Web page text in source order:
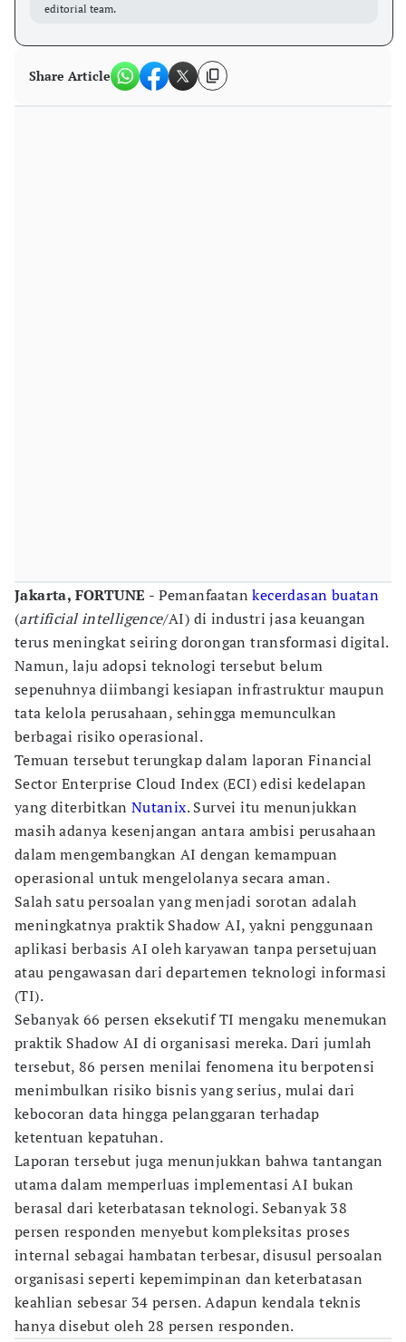
editorial team.
Share Article
Jakarta, FORTUNE - Pemanfaatankecerdasan buatan
(artificial intelligence/AI) di industri jasa keuangan
terus meningkat seiring dorongan transformasi digital.
Namun, laju adopsi teknologi tersebut belum
sepenuhnya diimbangi kesiapan infrastruktur maupun
tata kelola perusahaan, sehingga memunculkan
berbagai risiko operasional.
Temuan tersebut terungkap dalam laporan Financial
Sector Enterprise Cloud Index (ECI) edisi kedelapan
yang diterbitkan Nutanix. Survei itu menunjukkan
masih adanya kesenjangan antara ambisi perusahaan
dalam mengembangkan AI dengan kemampuan
operasional untuk mengelolanya secara aman.
Salah satu persoalan yang menjadi sorotan adalah
meningkatnya praktik Shadow AI, yakni penggunaan
aplikasi berbasis AI oleh karyawan tanpa persetujuan
atau pengawasan dari departemen teknologi informasi
(TI).
Sebanyak 66 persen eksekutif TI mengaku menemukan
praktik Shadow AI di organisasi mereka. Dari jumlah
tersebut, 86 persen menilai fenomena itu berpotensi
menimbulkan risiko bisnis yang serius, mulai dari
kebocoran data hingga pelanggaran terhadap
ketentuan kepatuhan.
Laporan tersebut juga menunjukkan bahwa tantangan
utama dalam memperluas implementasi AI bukan
berasal dari keterbatasan teknologi. Sebanyak 38
persen responden menyebut kompleksitas proses
internal sebagai hambatan terbesar, disusul persoalan
organisasi seperti kepemimpinan dan keterbatasan
keahlian sebesar 34 persen. Adapun kendala teknis
hanya disebut oleh 28 persen responden.